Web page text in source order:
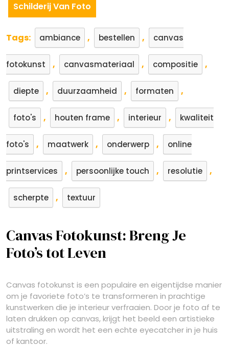
Schilderij Van Foto
Tags: ambiance , bestellen , canvas
fotokunst , canvasmateriaal , compositie ,
diepte , duurzaamheid , formaten ,
foto's , houten frame , interieur , kwaliteit
foto's , maatwerk , onderwerp , online
printservices , persoonlijke touch , resolutie ,
scherpte , textuur
Canvas Fotokunst: Breng Je
Foto’s tot Leven
Canvas fotokunst is een populaire en eigentijdse manier
om je favoriete foto’s te transformeren in prachtige
kunstwerken die je interieur verfraaien. Door je foto af te
laten drukken op canvas, krijgt het beeld een artistieke
uitstraling en wordt het een echte eyecatcher in je huis
of kantoor.